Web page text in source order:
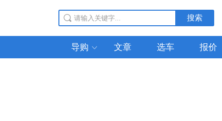
搜索
导购  文章 选车 报价